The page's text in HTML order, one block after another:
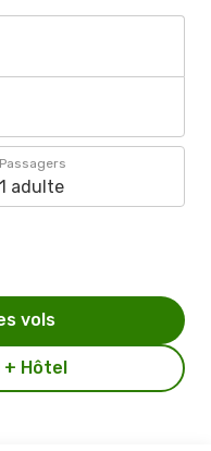
Passagers
1 adulte
+ Hôtel
vols